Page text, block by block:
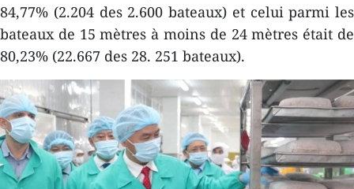
84,77% (2.204 des 2.600 bateaux) et celui parmi les
bateaux de 15 mètres à moins de 24 mètres était de
80,23% (22.667 des 28. 251 bateaux).